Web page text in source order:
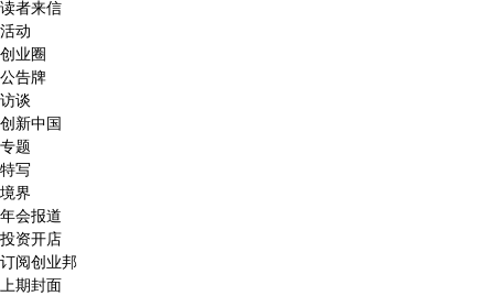
读者来信
活动
创业圈
公告牌
访谈
创新中国
专题
特写
境界
年会报道
投资开店
订阅创业邦
上期封面